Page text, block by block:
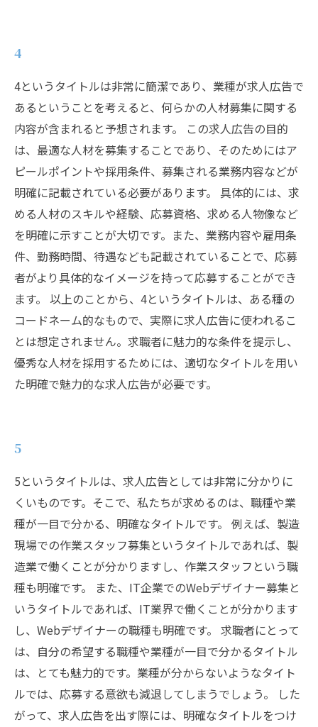
4
4というタイトルは非常に簡潔であり、業種が求人広告で
あるということを考えると、何らかの人材募集に関する
内容が含まれると予想されます。 この求人広告の目的
は、最適な人材を募集することであり、そのためにはア
ピールポイントや採用条件、募集される業務内容などが
明確に記載されている必要があります。 具体的には、求
める人材のスキルや経験、応募資格、求める人物像など
を明確に示すことが大切です。また、業務内容や雇用条
件、勤務時間、待遇なども記載されていることで、応募
者がより具体的なイメージを持って応募することができ
ます。 以上のことから、4というタイトルは、ある種の
コードネーム的なもので、実際に求人広告に使われるこ
とは想定されません。求職者に魅力的な条件を提示し、
優秀な人材を採用するためには、適切なタイトルを用い
た明確で魅力的な求人広告が必要です。
5
5というタイトルは、求人広告としては非常に分かりに
くいものです。そこで、私たちが求めるのは、職種や業
種が一目で分かる、明確なタイトルです。 例えば、製造
現場での作業スタッフ募集というタイトルであれば、製
造業で働くことが分かりますし、作業スタッフという職
種も明確です。 また、IT企業でのWebデザイナー募集と
いうタイトルであれば、IT業界で働くことが分かります
し、Webデザイナーの職種も明確です。 求職者にとって
は、自分の希望する職種や業種が一目で分かるタイトル
は、とても魅力的です。業種が分からないようなタイト
ルでは、応募する意欲も減退してしまうでしょう。 した
がって、求人広告を出す際には、明確なタイトルをつけ